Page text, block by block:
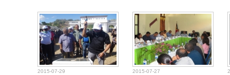
2015-07-29 2015-07-27